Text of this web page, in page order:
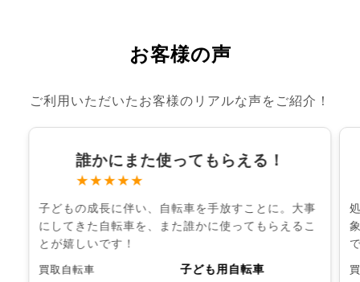
お客様の声
ご利用いただいたお客様のリアルな声をご紹介！
誰かにまた使ってもらえる！
★★★★★
子どもの成長に伴い、自転車を手放すことに。大事
にしてきた自転車を、また誰かに使ってもらえるこ
とが嬉しいです！
買取自転車 子ども用自転車